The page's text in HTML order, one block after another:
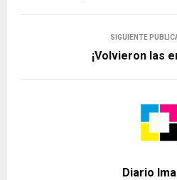
SIGUIENTE
¡Volvieron las
Diario